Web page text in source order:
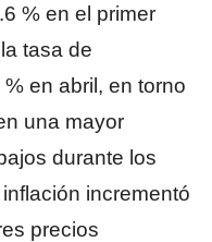
% en el primer
tasa de
en abril, en torno
una mayor
durante los
incrementó
precios